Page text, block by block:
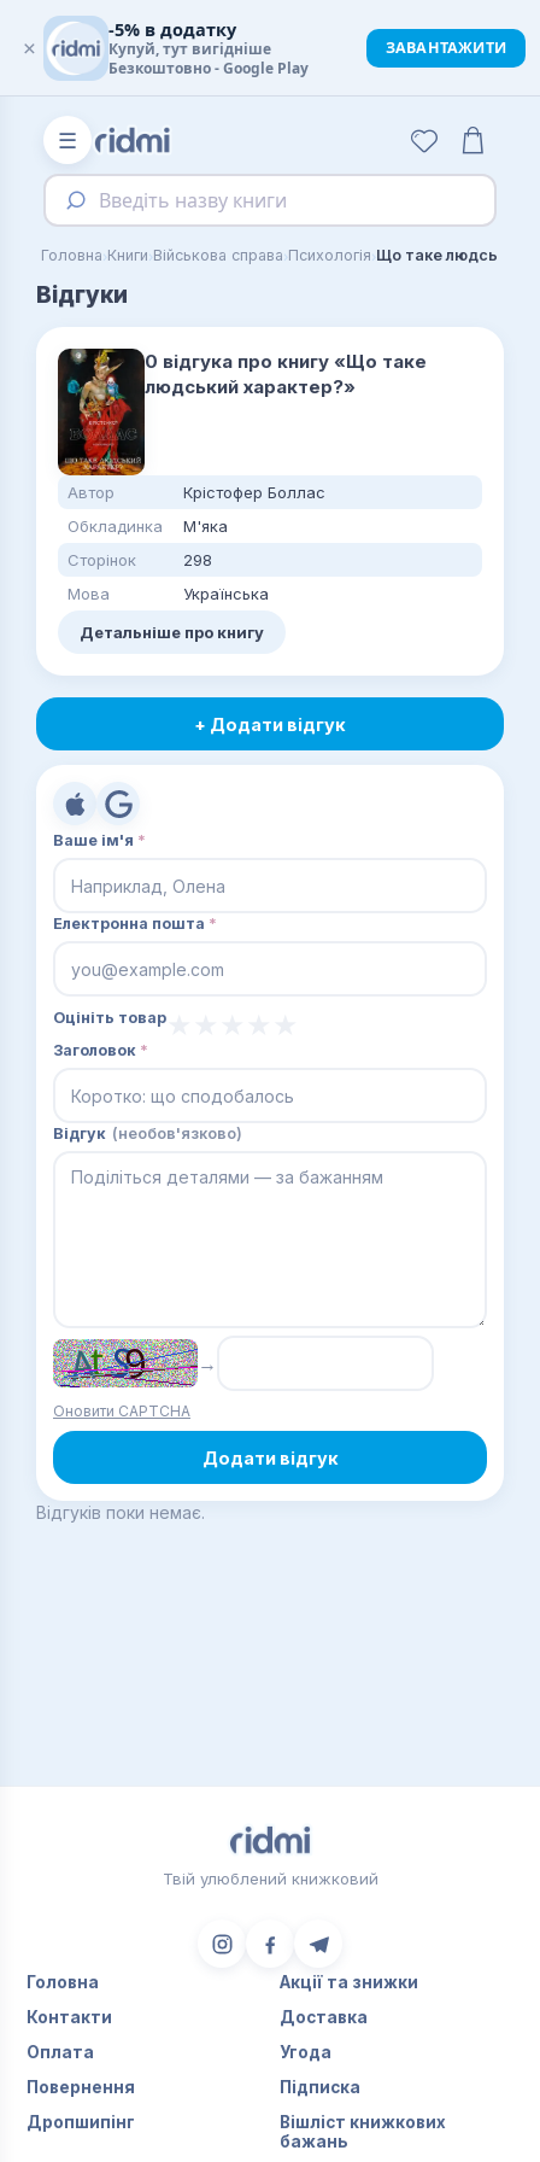
☰
Введіть назву книги
Головна›Книги›Військова справа›Психологія›Що таке людський
Відгуки
0 відгука про книгу «Що таке
людський характер?»
Автор
Крістофер Боллас
Обкладинка
М'яка
Сторінок
298
Мова
Українська
Детальніше про книгу
+ Додати відгук
Ваше ім'я *
Електронна пошта *
Оцініть товар
Заголовок *
Відгук (необов'язково)
→
Оновити CAPTCHA
Додати відгук
Відгуків поки немає.
Твій улюблений книжковий
Головна
Акції та знижки
Контакти
Доставка
Оплата
Угода
Повернення
Підписка
Дропшипінг
Вішліст книжкових
бажань
×
-5% в додатку
Купуй, тут вигідніше
Безкоштовно - Google Play
ЗАВАНТАЖИТИ